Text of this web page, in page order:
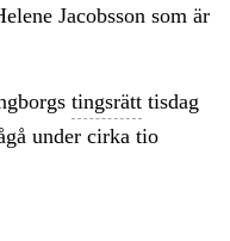
Jacobsson som är
tingsrätt tisdag
under cirka tio